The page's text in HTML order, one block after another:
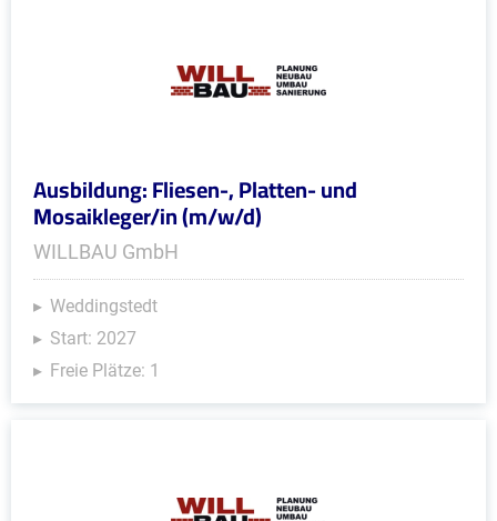
Ausbildung: Fliesen-, Platten- und
Mosaikleger/in (m/w/d)
WILLBAU GmbH
Weddingstedt
Start: 2027
Freie Plätze: 1